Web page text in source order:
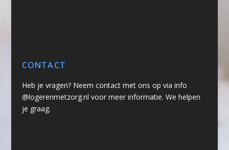
CONTACT
Heb je vragen? Neem contact met ons op via info
@logerenmetzorg.nl voor meer informatie. We helpen
je graag.